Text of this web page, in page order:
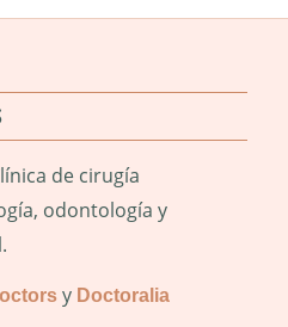
de cirugía
odontología y
y Doctoralia